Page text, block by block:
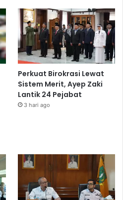
Perkuat Birokrasi Lewat
Sistem Merit, Ayep Zaki
Lantik 24 Pejabat
3 hari ago